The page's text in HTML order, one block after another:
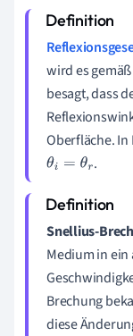
wird es
besagt, dass
Oberfläche.
θi= θr .
Snellius-
Medium in
Brechung
diese